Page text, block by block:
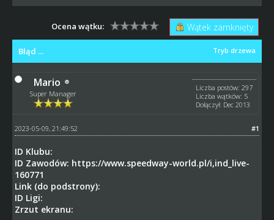
Wątek zamknięty
Ocena wątku:
Tryb drzewa
Błąd ...
Mario
Super Manager
Liczba postów: 297
Liczba wątków: 5
Dołączył: Dec 2013
#1
2023-05-09, 21:49:52
ID Klubu:
ID Zawodów: https://www.speedway-world.pl/i,ind_live-
160771
Link (do podstrony):
ID Ligi:
Zrzut ekranu: